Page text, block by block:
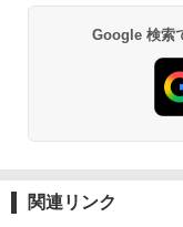
Google 検索
関連リンク